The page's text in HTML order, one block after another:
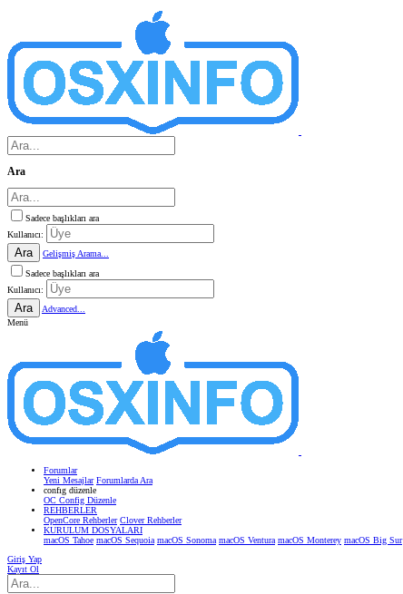
Ara
Sadece başlıkları ara
Kullanıcı:
Ara
Gelişmiş Arama...
Sadece başlıkları ara
Kullanıcı:
Ara
Advanced...
Menü
Forumlar
Yeni Mesajlar Forumlarda Ara
confıg düzenle
OC Config Düzenle
REHBERLER
OpenCore Rehberler Clover Rehberler
KURULUM DOSYALARI
macOS Tahoe macOS Sequoia macOS Sonoma macOS Ventura macOS Monterey macOS Big Sur
Giriş Yap
Kayıt Ol